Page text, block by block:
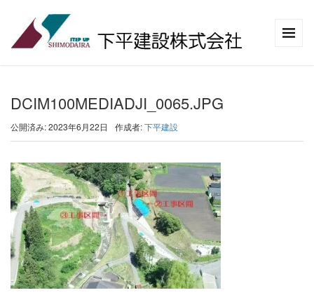
DCIM100MEDIADJI_0065.JPG
公開済み: 2023年6月22日 作成者:下平建設